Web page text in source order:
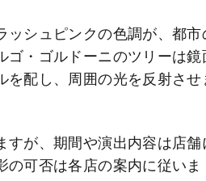
ッシュピンクの色調が、都市
ゴ・ゴルドーニのツリーは鏡
配し、周囲の光を反射させ
すが、期間や演出内容は店舗
可否は各店の案内に従いま